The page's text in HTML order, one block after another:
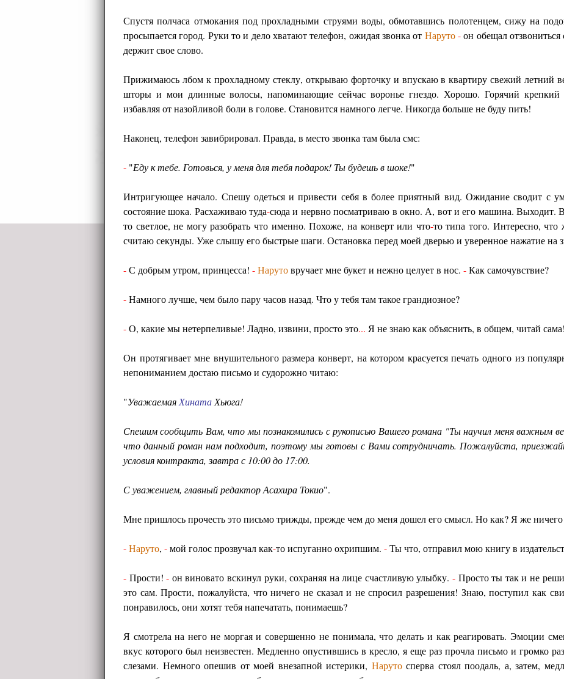
Спустя полчаса отмокания под прохладными струями воды, обмотавшись полотенцем, сижу на
просыпается город. Руки то и дело хватают телефон, ожидая звонка от Наруто -он обещал отзвониться
держит свое слово.
Прижимаюсь лбом к прохладному стеклу, открываю форточку и впускаю в квартиру свежий летний
шторы и мои длинные волосы, напоминающие сейчас воронье гнездо. Хорошо. Горячий крепкий
избавляя от назойливой боли в голове. Становится намного легче. Никогда больше не буду пить!
Наконец, телефон завибрировал. Правда, в место звонка там была смс:
- "Еду к тебе. Готовься, у меня для тебя подарок! Ты будешь в шоке!"
Интригующее начало. Спешу одеться и привести себя в более приятный вид. Ожидание сводит с
состояние шока. Расхаживаю туда-сюда и нервно посматриваю в окно. А, вот и его машина. Выходит.
то светлое, не могу разобрать что именно. Похоже, на конверт или что-то типа того. Интересно,
считаю секунды. Уже слышу его быстрые шаги. Остановка перед моей дверью и уверенное нажатие на
-С добрым утром, принцесса! -Нарутовручает мне букет и нежно целует в нос. -Как самочувствие?
-Намного лучше, чем было пару часов назад. Что у тебя там такое грандиозное?
-О, какие мы нетерпеливые! Ладно, извини, просто это... Я не знаю как объяснить, в общем, читай сама!
Он протягивает мне внушительного размера конверт, на котором красуется печать одного из
непониманием достаю письмо и судорожно читаю:
"Уважаемая Хината Хьюга!
Спешим сообщить Вам, что мы познакомились с рукописью Вашего романа "Ты научил меня важным
что данный роман нам подходит, поэтому мы готовы с Вами сотрудничать. Пожалуйста,
условия контракта, завтра с 10:00 до 17:00.
С уважением, главный редактор Асахира Токио".
Мне пришлось прочесть это письмо трижды, прежде чем до меня дошел его смысл. Но как? Я же
-Наруто, -мой голос прозвучал как-то испуганно охрипшим. -Ты что, отправил мою книгу в
- Прости!- он виновато вскинул руки, сохраняя на лице счастливую улыбку.- Просто ты так и не
это сам. Прости, пожалуйста, что ничего не сказал и не спросил разрешения! Знаю, поступил как
понравилось, они хотят тебя напечатать, понимаешь?
Я смотрела на него не моргая и совершенно не понимала, что делать и как реагировать. Эмоции
вкус которого был неизвестен. Медленно опустившись в кресло, я еще раз прочла письмо и громко
слезами. Немного опешив от моей внезапной истерики, Нарутосперва стоял поодаль, а, затем,